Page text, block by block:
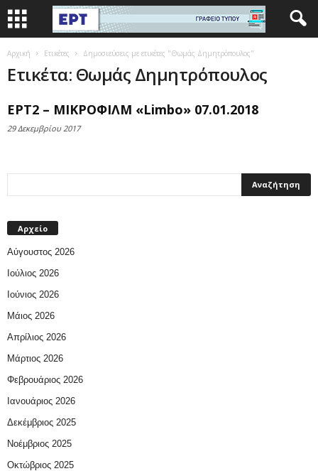
Αρχική Ετικέτες Δημοσιεύσεις με ετικέτες "Θωμάς Δημητρόπουλος"
Ετικέτα: Θωμάς Δημητρόπουλος
ΕΡΤ2 – ΜΙΚΡΟΦΙΛΜ «Limbo» 07.01.2018
29 Δεκεμβρίου 2017
Αρχείο
Αύγουστος 2026
Ιούλιος 2026
Ιούνιος 2026
Μάιος 2026
Απρίλιος 2026
Μάρτιος 2026
Φεβρουάριος 2026
Ιανουάριος 2026
Δεκέμβριος 2025
Νοέμβριος 2025
Οκτώβριος 2025